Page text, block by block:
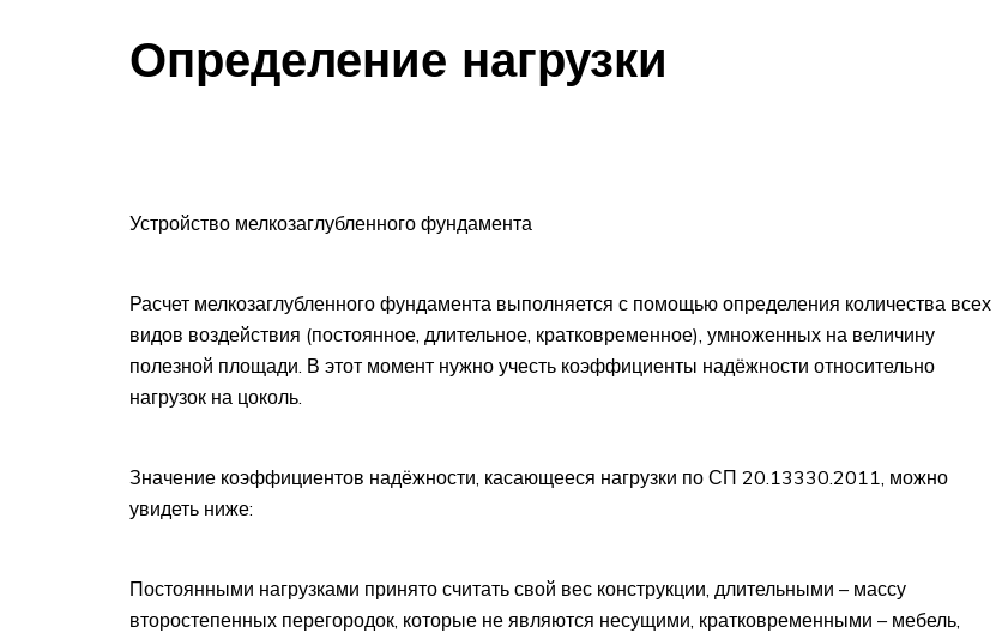
Определение нагрузки
Устройство мелкозаглубленного фундамента
Расчет мелкозаглубленного фундамента выполняется с помощью определения количества всех
видов воздействия (постоянное, длительное, кратковременное), умноженных на величину
полезной площади. В этот момент нужно учесть коэффициенты надёжности относительно
нагрузок на цоколь.
Значение коэффициентов надёжности, касающееся нагрузки по СП 20.13330.2011, можно
увидеть ниже:
Постоянными нагрузками принято считать свой вес конструкции, длительными – массу
второстепенных перегородок, которые не являются несущими, кратковременными – мебель,